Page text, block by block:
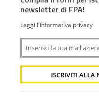
newsletter di FPA!
Leggi l'informativa privacy